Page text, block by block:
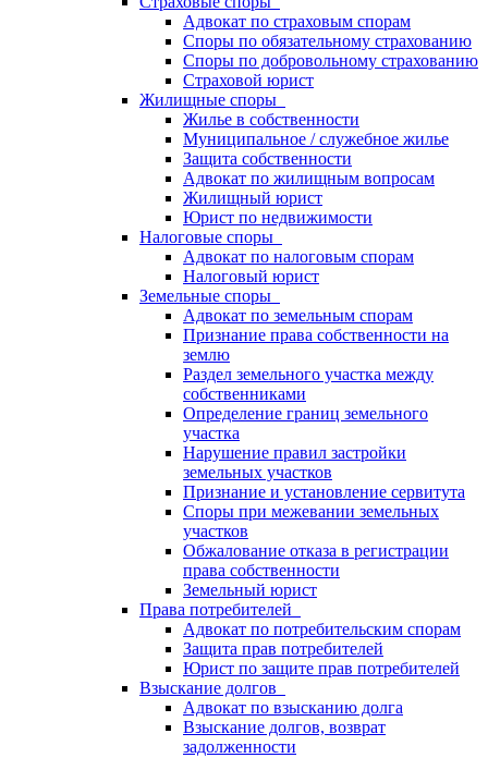
Адвокат по страховым спорам
Споры по обязательному страхованию
Споры по добровольному страхованию
Страховой юрист
Жилищные споры
Жилье в собственности
Муниципальное / служебное жилье
Защита собственности
Адвокат по жилищным вопросам
Жилищный юрист
Юрист по недвижимости
Налоговые споры
Адвокат по налоговым спорам
Налоговый юрист
Земельные споры
Адвокат по земельным спорам
Признание права собственности на
землю
Раздел земельного участка между
собственниками
Определение границ земельного
участка
Нарушение правил застройки
земельных участков
Признание и установление сервитута
Споры при межевании земельных
участков
Обжалование отказа в регистрации
права собственности
Земельный юрист
Права потребителей
Адвокат по потребительским спорам
Защита прав потребителей
Юрист по защите прав потребителей
Взыскание долгов
Адвокат по взысканию долга
Взыскание долгов, возврат
задолженности